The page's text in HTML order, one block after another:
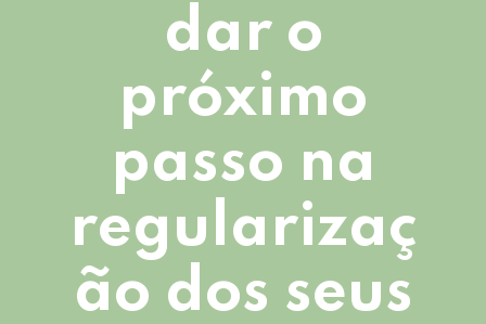
dar o
próximo
passo na
regularizaç
ão dos seus